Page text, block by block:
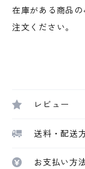
在庫がある商品
注文ください。
レビュー
送料・配送
お支払い方